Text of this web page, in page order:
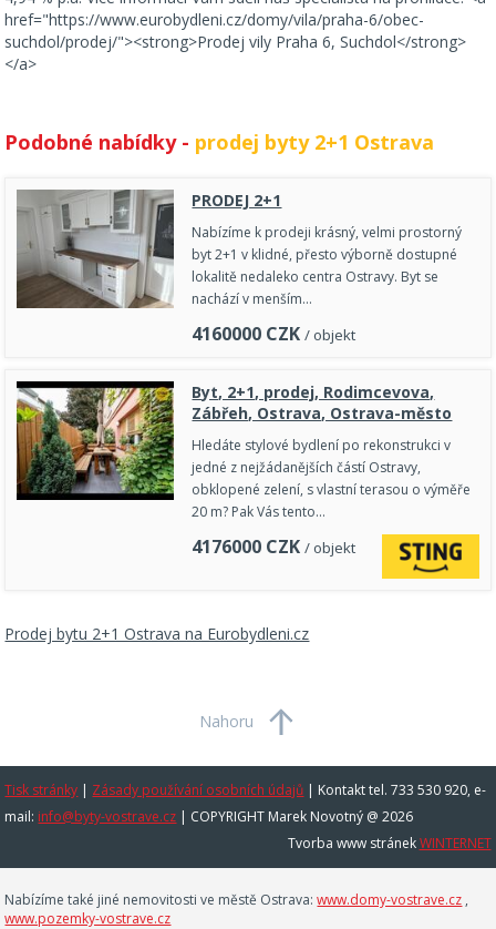
href="https://www.eurobydleni.cz/domy/vila/praha-6/obec-
suchdol/prodej/"><strong>Prodej vily Praha 6, Suchdol</strong>
</a>
Podobné nabídky - prodej byty 2+1 Ostrava
PRODEJ 2+1
Nabízíme k prodeji krásný, velmi prostorný
byt 2+1 v klidné, přesto výborně dostupné
lokalitě nedaleko centra Ostravy. Byt se
nachází v menším…
4160000 CZK / objekt
Byt, 2+1, prodej, Rodimcevova,
Zábřeh, Ostrava, Ostrava-město
Hledáte stylové bydlení po rekonstrukci v
jedné z nejžádanějších částí Ostravy,
obklopené zelení, s vlastní terasou o výměře
20 m? Pak Vás tento…
4176000 CZK / objekt
Prodej bytu 2+1 Ostrava na Eurobydleni.cz
Nahoru
Tisk stránky | Zásady používání osobních údajů | Kontakt tel. 733 530 920, e-
mail: info@byty-vostrave.cz | COPYRIGHT Marek Novotný @ 2026
Tvorba www stránekWINTERNET
Nabízíme také jiné nemovitosti ve městě Ostrava:www.domy-vostrave.cz ,
www.pozemky-vostrave.cz